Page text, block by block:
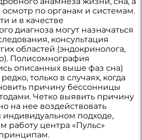
по органам и системам.
и в качестве
диагноза могут назначаться
консультация
областей (эндокринолога,
Полисомнография
описанных выше фаз сна)
только в случаях, когда
причину бессонницы
Четко выявить причину
на нее воздействовать
подходе,
работу центра «Пульс»